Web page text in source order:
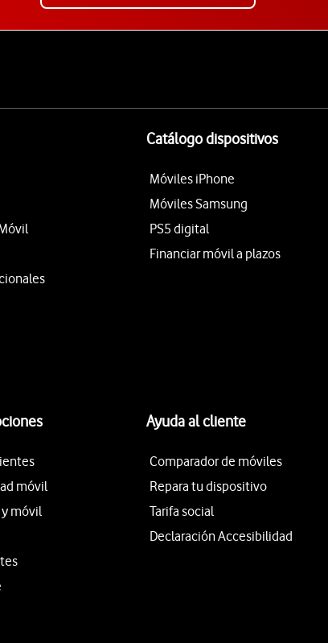
Catálogo dispositivos
Móviles iPhone
Móviles Samsung
PS5 digital
Financiar móvil a plazos
móvil
móvil
Ayuda al cliente
Comparador de móviles
Repara tu dispositivo
Tarifa social
Declaración Accesibilidad